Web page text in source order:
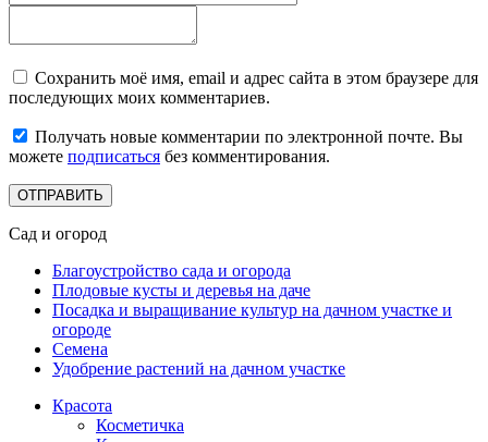
Сохранить моё имя, email и адрес сайта в этом браузере для
последующих моих комментариев.
Получать новые комментарии по электронной почте. Вы
можете подписаться без комментирования.
Сад и огород
Благоустройство сада и огорода
Плодовые кусты и деревья на даче
Посадка и выращивание культур на дачном участке и
огороде
Семена
Удобрение растений на дачном участке
Красота
Косметичка